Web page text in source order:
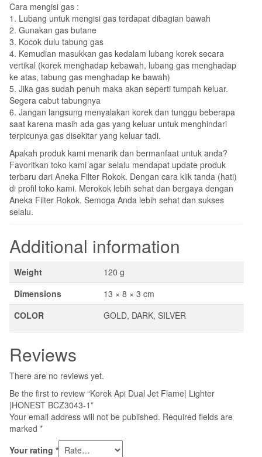
Cara mengisi gas :
1. Lubang untuk mengisi gas terdapat dibagian bawah
2. Gunakan gas butane
3. Kocok dulu tabung gas
4. Kemudian masukkan gas kedalam lubang korek secara
vertikal (korek menghadap kebawah, lubang gas menghadap
ke atas, tabung gas menghadap ke bawah)
5. Jika gas sudah penuh maka akan seperti tumpah keluar.
Segera cabut tabungnya
6. Jangan langsung menyalakan korek dan tunggu beberapa
saat karena masih ada gas yang keluar untuk menghindari
terpicunya gas disekitar yang keluar tadi.
Apakah produk kami menarik dan bermanfaat untuk anda?
Favoritkan toko kami agar selalu mendapat update produk
terbaru dari Aneka Filter Rokok. Dengan cara klik tanda (hati)
di profil toko kami. Merokok lebih sehat dan bergaya dengan
Aneka Filter Rokok. Semoga Anda lebih sehat dan sukses
selalu.
Additional information
Weight
120 g
Dimensions
13 × 8 × 3 cm
COLOR
GOLD, DARK, SILVER
Reviews
There are no reviews yet.
Be the first to review “Korek Api Dual Jet Flame| Lighter
|HONEST BCZ3043-1”
Your email address will not be published. Required fields are
marked *
Your rating *